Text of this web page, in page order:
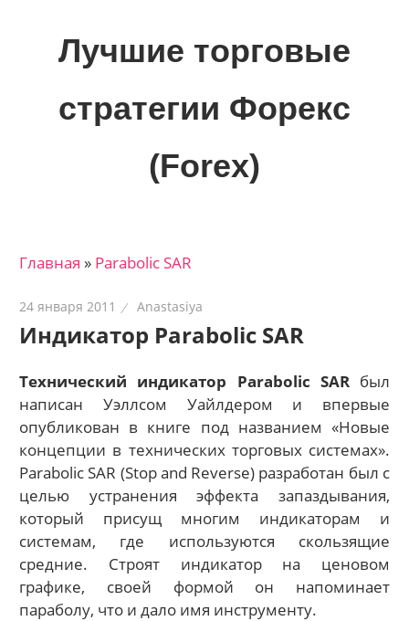
Лучшие торговые
стратегии Форекс
(Forex)
трейдеров
финансовых
рынках:
сигналы,
новости…
Главная » Parabolic SAR
24 января 2011 Anastasiya
Индикатор Parabolic SAR
Технический индикатор Parabolic SARбыл
написан Уэллсом Уайлдером и впервые
опубликован в книге под названием «Новые
концепции в технических торговых системах».
Parabolic SAR (Stop and Reverse) разработан был с
целью устранения эффекта запаздывания,
который присущ многим индикаторам и
системам, где используются скользящие
средние. Строят индикатор на ценовом
графике, своей формой он напоминает
параболу, что и дало имя инструменту.